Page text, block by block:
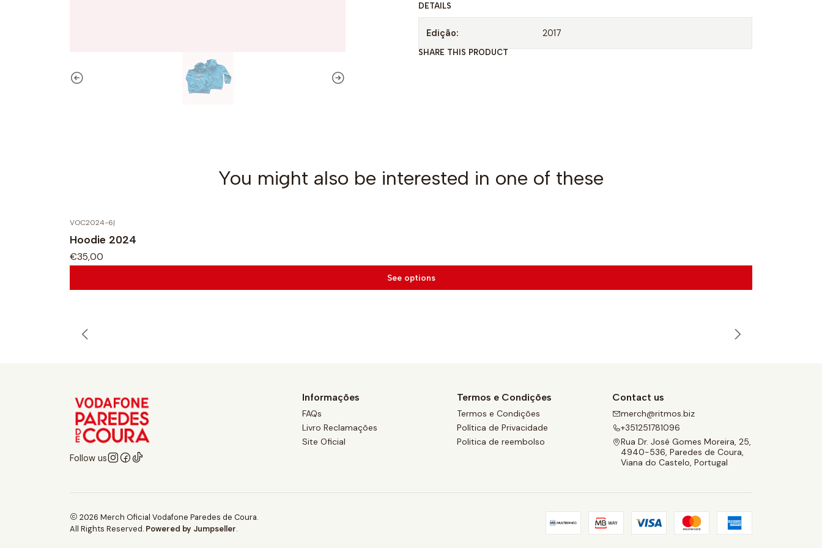
DETAILS
Edição: 2017
SHARE THIS PRODUCT
You might also be interested in one of these
VOC2024-6|
Hoodie 2024
€35,00
See options
Follow us
Informações
FAQs
Livro Reclamações
Site Oficial
Termos e Condições
Termos e Condições
Política de Privacidade
Politica de reembolso
Contact us
merch@ritmos.biz
+351251781096
Rua Dr. José Gomes Moreira, 25,
4940-536, Paredes de Coura,
Viana do Castelo, Portugal
2026 Merch Oficial Vodafone Paredes de Coura.
All Rights Reserved. Powered by Jumpseller.